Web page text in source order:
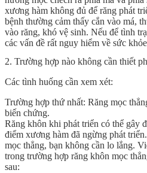
xương hàm không đủ để răng phát
bệnh thường cảm thấy cắn vào má,
vào răng, khó vệ sinh. Nếu để tình
các vấn đề rất nguy hiểm về sức
2. Trường hợp nào không cần thiết
Các tình huống cần xem xét:
Trường hợp thứ nhất: Răng mọc
biến chứng.
Răng khôn khi phát triển có thể gây
điểm xương hàm đã ngừng phát
mọc thẳng, bạn không cần lo lắng.
trong trường hợp răng khôn mọc
sau: